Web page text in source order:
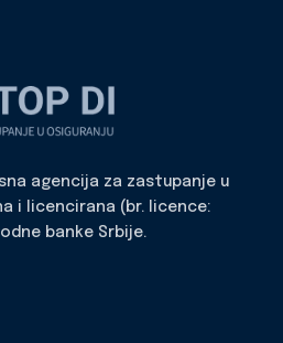
agencija za zastupanje u
i licencirana (br. licence:
banke Srbije.